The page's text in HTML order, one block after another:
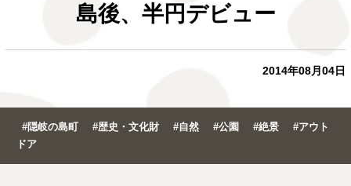
島後、半円デビュー
2014年08月04日
#隠岐の島町 #歴史・文化財 #自然 #公園 #絶景
#アウト
ドア